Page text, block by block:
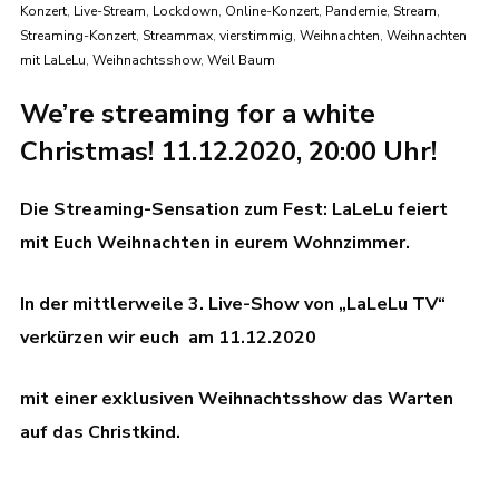
Konzert, Live-Stream, Lockdown, Online-Konzert, Pandemie, Stream,
Streaming-Konzert, Streammax, vierstimmig, Weihnachten, Weihnachten
mit LaLeLu, Weihnachtsshow, Weil Baum
We’re streaming for a white
Christmas! 11.12.2020, 20:00 Uhr!
Die Streaming-Sensation zum Fest: LaLeLu feiert
mit Euch Weihnachten in eurem Wohnzimmer.
In der mittlerweile 3. Live-Show von „LaLeLu TV“
verkürzen wir euch am 11.12.2020
mit einer exklusiven Weihnachtsshow das Warten
auf das Christkind.